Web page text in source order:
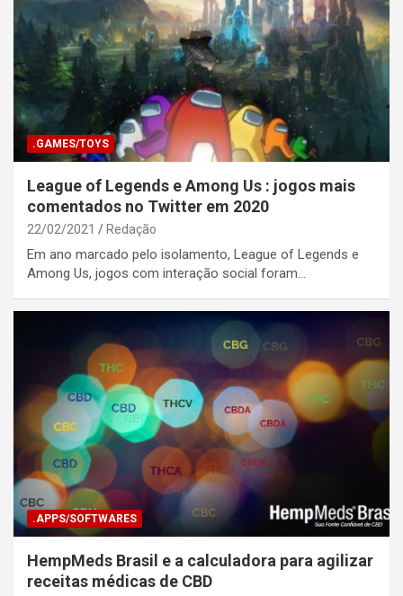
.GAMES/TOYS
League of Legends e Among Us : jogos mais
comentados no Twitter em 2020
22/02/2021 Redação
Em ano marcado pelo isolamento, League of Legends e
Among Us, jogos com interação social foram…
.APPS/SOFTWARES
HempMeds Brasil e a calculadora para agilizar
receitas médicas de CBD